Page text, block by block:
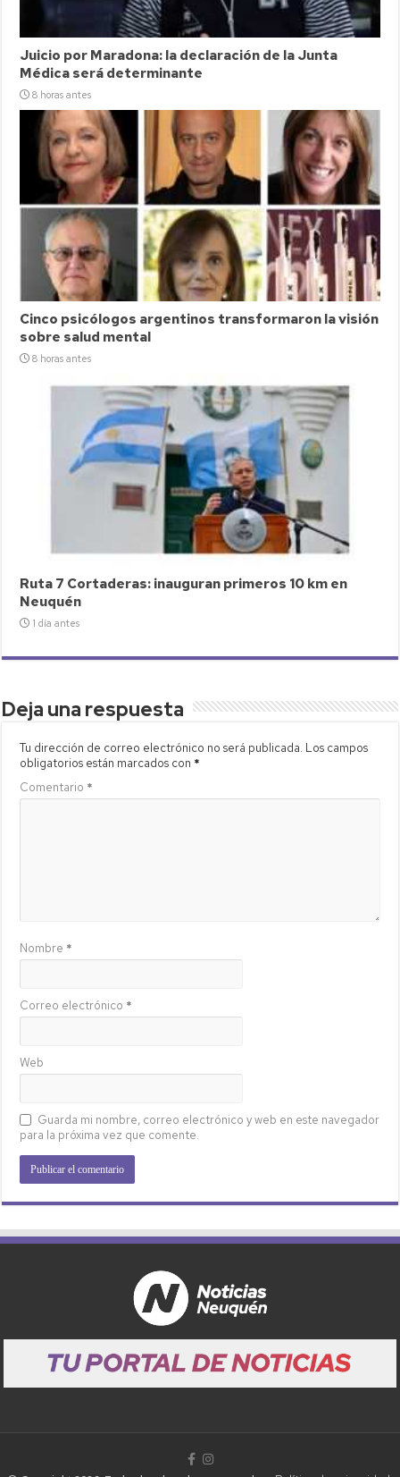
Juicio por Maradona: la declaración de la Junta
Médica será determinante
8 horas antes
Cinco psicólogos argentinos transformaron la visión
sobre salud mental
8 horas antes
Ruta 7 Cortaderas: inauguran primeros 10 km en
Neuquén
1 día antes
Deja una respuesta
Tu dirección de correo electrónico no será publicada. Los campos
obligatorios están marcados con *
Comentario *
Nombre *
Correo electrónico *
Web
Guarda mi nombre, correo electrónico y web en este navegador
para la próxima vez que comente.